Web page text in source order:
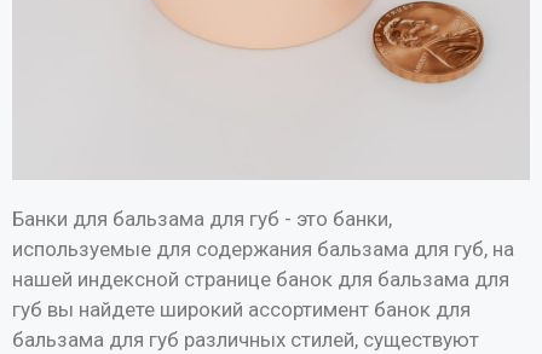
Банки для бальзама для губ - это банки,
используемые для содержания бальзама для губ, на
нашей индексной странице банок для бальзама для
губ вы найдете широкий ассортимент банок для
бальзама для губ различных стилей, существуют